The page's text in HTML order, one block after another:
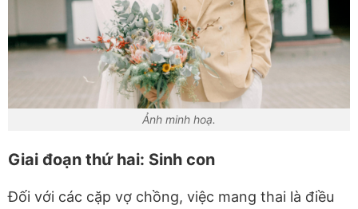
Ảnh minh hoạ.
Giai đoạn thứ hai: Sinh con
Đối với các cặp vợ chồng, việc mang thai là điều